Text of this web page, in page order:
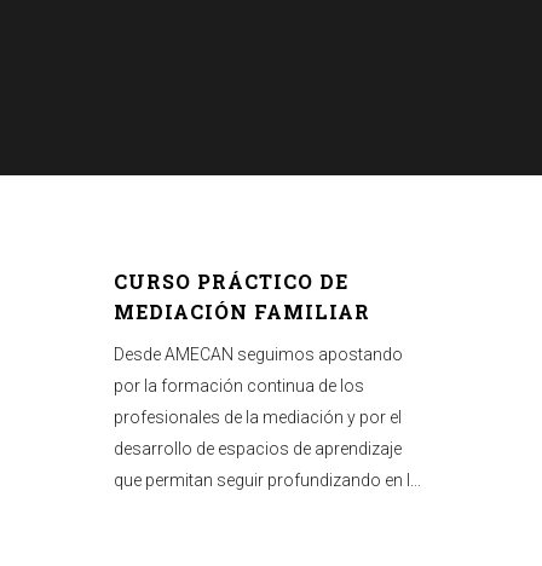
CURSO PRÁCTICO DE
MEDIACIÓN FAMILIAR
Desde AMECAN seguimos apostando
por la formación continua de los
profesionales de la mediación y por el
desarrollo de espacios de aprendizaje
que permitan seguir profundizando en l...